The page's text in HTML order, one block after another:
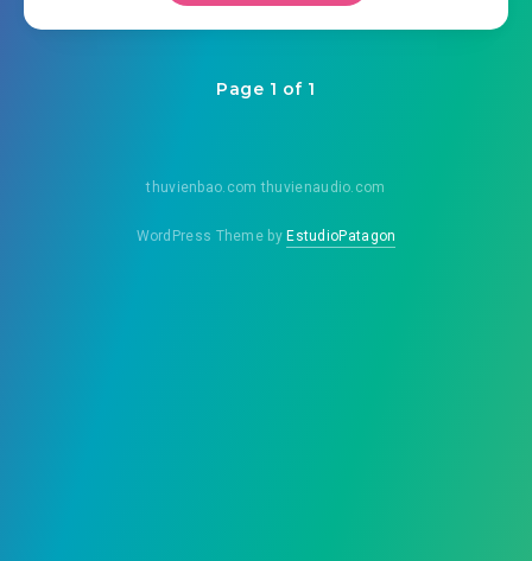
Page 1 of 1
thuvienbao.com thuvienaudio.com
WordPress Theme byEstudioPatagon